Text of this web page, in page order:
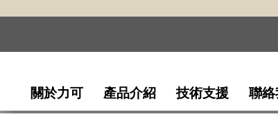
關於力可 產品介紹 技術支援 聯絡